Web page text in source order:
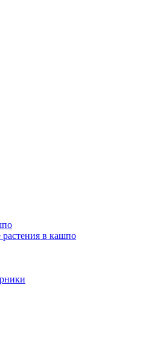
в кашпо